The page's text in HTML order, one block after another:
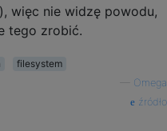
więc nie widzę powodu,
tego zrobić.
filesystem
Omega
źródło